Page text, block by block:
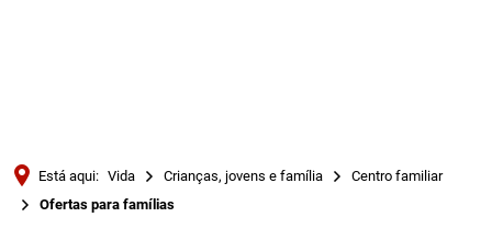
Está aqui: Vida Crianças, jovens e família
Centro familiar
Ofertas para famílias